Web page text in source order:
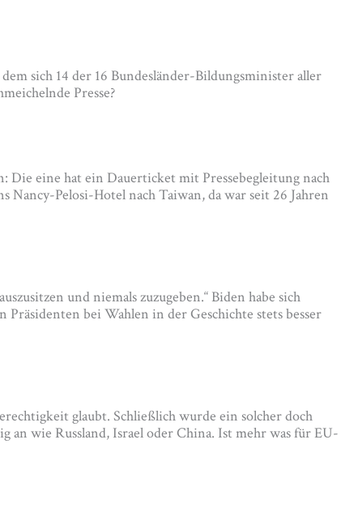
sich 14 der 16 Bundesländer-Bildungsminister aller
Presse?
eine hat ein Dauerticket mit Pressebegleitung nach
Nancy-Pelosi-Hotel nach Taiwan, da war seit 26 Jahren
und niemals zuzugeben.“ Biden habe sich
bei Wahlen in der Geschichte stets besser
glaubt. Schließlich wurde ein solcher doch
an wie Russland, Israel oder China. Ist mehr was für EU-